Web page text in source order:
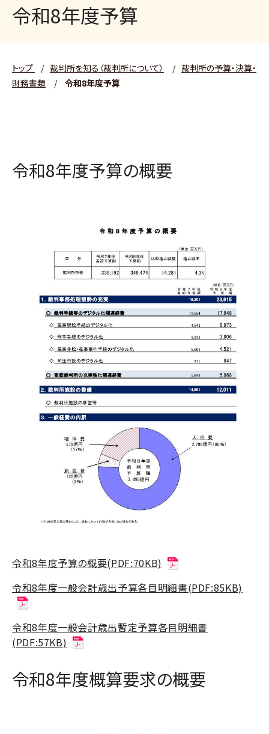
令和8年度予算
トップ / 裁判所を知る（裁判所について） / 裁判所の予算・決算・
財務書類
/ 令和8年度予算
令和8年度予算の概要
令和8年度予算の概要(PDF:70KB)
令和8年度一般会計歳出予算各目明細書(PDF:85KB)
令和8年度一般会計歳出暫定予算各目明細書
(PDF:57KB)
令和8年度概算要求の概要